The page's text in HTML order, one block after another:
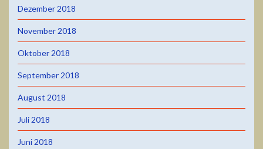
Dezember 2018
November 2018
Oktober 2018
September 2018
August 2018
Juli 2018
Juni 2018